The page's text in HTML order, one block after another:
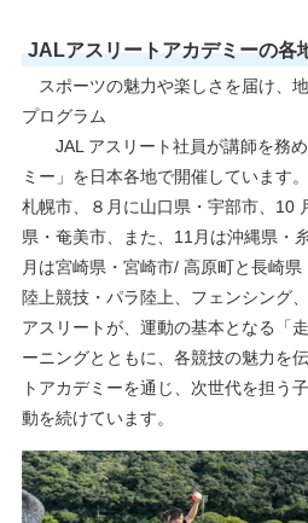
JALアスリートアカデミーの各
スポーツの魅力や楽しさを届け、
プログラム
JAL アスリート社員が講師を務
ミー」を日本各地で開催しています
札幌市、８月に山口県・宇部市、10
県・奄美市、また、11月は沖縄県・
月は宮崎県・宮崎市/ 高原町と長崎県
陸上競技・パラ陸上、フェンシング
アスリートが、運動の基本となる「
ーニングとともに、各競技の魅力を
トアカデミーを通じ、次世代を担う
動を続けています。